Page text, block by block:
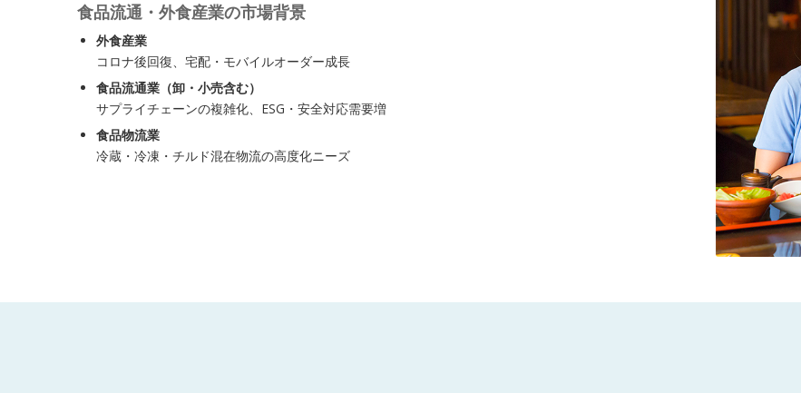
食品流通・外食産業の市場背景
外食産業
コロナ後回復、宅配・モバイルオーダー成長
食品流通業（卸・小売含む）
サプライチェーンの複雑化、ESG・安全対応需要増
食品物流業
冷蔵・冷凍・チルド混在物流の高度化ニーズ